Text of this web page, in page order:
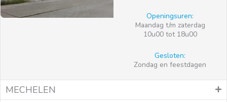
Openingsuren:
Maandag t/m zaterdag
10u00 tot 18u00
Gesloten:
Zondag en feestdagen
MECHELEN